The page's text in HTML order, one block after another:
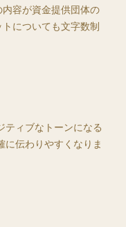
容が資金提供団体の
についても文字数制
ティブなトーンになる
に伝わりやすくなりま